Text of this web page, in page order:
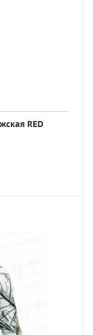
RED